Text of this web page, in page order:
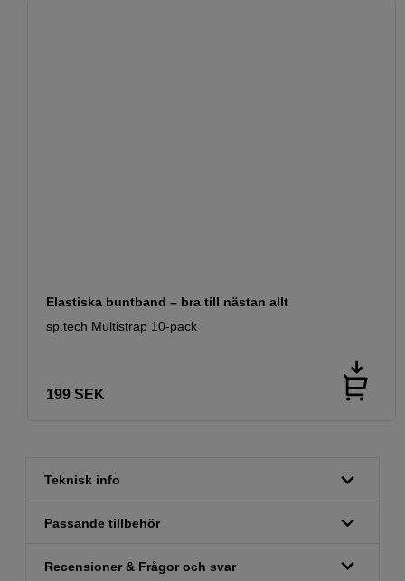
Elastiska buntband – bra till nästan allt
sp.tech Multistrap 10-pack
199 SEK
Teknisk info
Passande tillbehör
Recensioner & Frågor och svar